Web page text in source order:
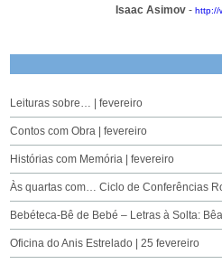
Isaac Asimov- http://
Leituras sobre… | fevereiro
Contos com Obra | fevereiro
Histórias com Memória | fevereiro
Às quartas com… Ciclo de Conferências
Bebéteca-Bê de Bebé – Letras à Solta:
Oficina do Anis Estrelado | 25 fevereiro